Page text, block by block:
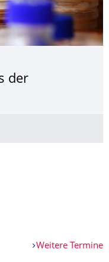
der
Weitere Termine